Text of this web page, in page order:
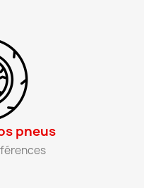
pneus​